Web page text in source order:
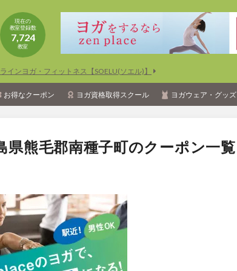
現在の
教室登録数
7,724
教室
インヨガ・フィットネス【SOELU(ソエル)】
お得なクーポン ヨガ資格取得スクール ヨガウェア・グッズ
県熊毛郡南種子町のクーポン一覧